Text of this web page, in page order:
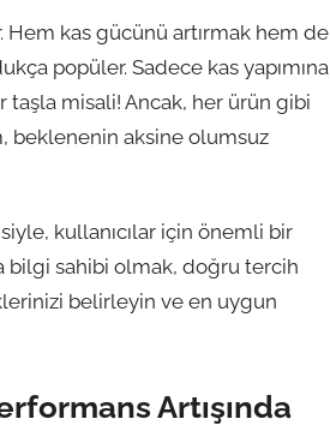
Hem kas gücünü artırmak hem de
popüler. Sadece kas yapımına
taşla misali! Ancak, her ürün gibi
beklenenin aksine olumsuz
kullanıcılar için önemli bir
bilgi sahibi olmak, doğru tercih
belirleyin ve en uygun
Artışında